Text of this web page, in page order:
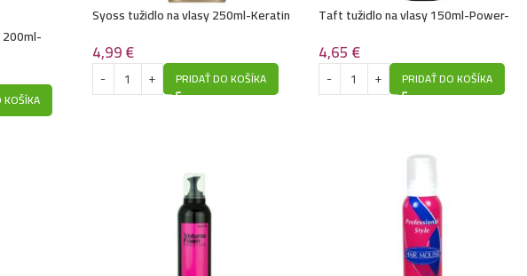
Syoss tužidlo na vlasy 250ml-Keratin
4,99€
PRIDAŤ DO KOŠÍKA
Taft tužidlo na vlasy 150ml-Power-
4,65€
PRIDAŤ DO KOŠÍKA